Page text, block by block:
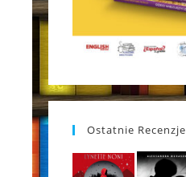
Ostatnie Recenzje